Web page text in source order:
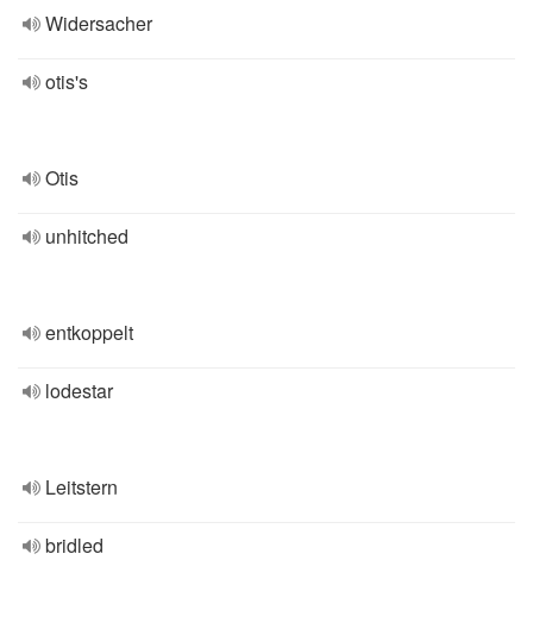
Widersacher
otis's
Otis
unhitched
entkoppelt
lodestar
Leitstern
bridled